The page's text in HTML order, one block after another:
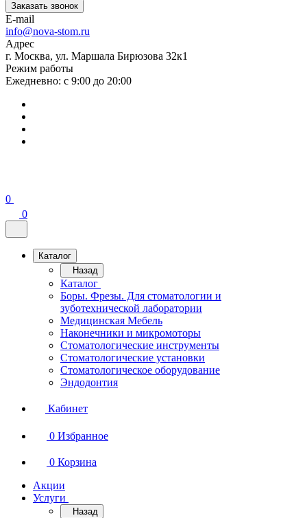
Заказать звонок
E-mail
info@nova-stom.ru
Адрес
г. Москва, ул. Маршала Бирюзова 32к1
Режим работы
Ежедневно: с 9:00 до 20:00
0
0
Каталог
Назад
Каталог
Боры. Фрезы. Для стоматологии и
зуботехнической лаборатории
Медицинская Мебель
Наконечники и микромоторы
Стоматологические инструменты
Стоматологические установки
Стоматологическое оборудование
Эндодонтия
Кабинет
0 Избранное
0 Корзина
Акции
Услуги
Назад